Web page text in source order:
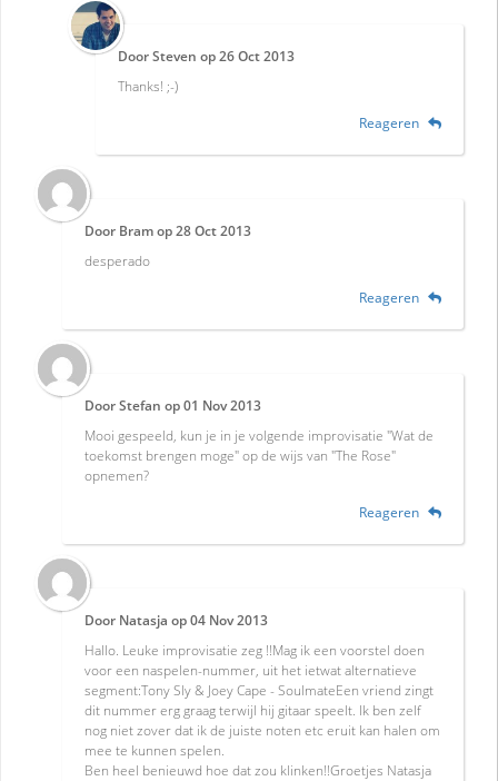
DoorSteven op26 Oct 2013
Thanks! ;-)
Reageren
Door Bramop28 Oct 2013
desperado
Reageren
DoorStefan op01 Nov 2013
Mooi gespeeld, kun je in je volgende improvisatie "Wat de
toekomst brengen moge" op de wijs van "The Rose"
opnemen?
Reageren
Door Natasja op04 Nov 2013
Hallo. Leuke improvisatie zeg !!Mag ik een voorstel doen
voor een naspelen-nummer, uit het ietwat alternatieve
segment:Tony Sly & Joey Cape - SoulmateEen vriend zingt
dit nummer erg graag terwijl hij gitaar speelt. Ik ben zelf
nog niet zover dat ik de juiste noten etc eruit kan halen om
mee te kunnen spelen.
Ben heel benieuwd hoe dat zou klinken!!Groetjes Natasja